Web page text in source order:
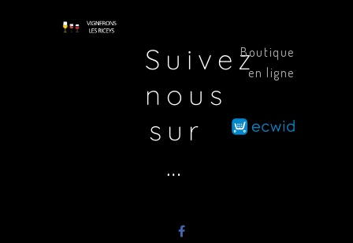
Suivez
nous
sur
…
Boutique
en ligne